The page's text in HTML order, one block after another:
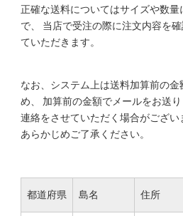
正確な送料についてはサイズや数
で、
当店で受注の際に注文内容を
ていただきます。
なお、システム上は送料加算前の金
め、
加算前の金額でメールをお送
連絡をさせていただく場合がござい
あらかじめご了承ください。
都道府県 島名 住所